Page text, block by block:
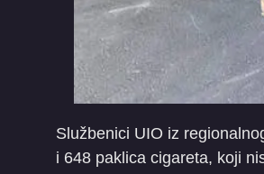
Službenici UIO iz
i 648 paklica cigareta, koji